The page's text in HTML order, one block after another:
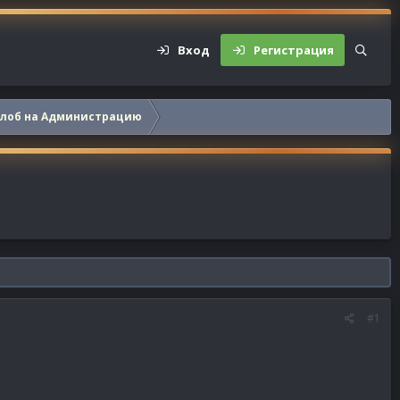
Вход Регистрация
на Администрацию
#1